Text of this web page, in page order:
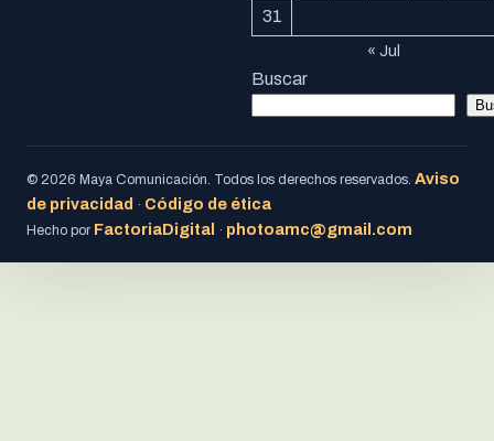
31
« Jul
Buscar
© 2026 Maya Comunicación. Todos los derechos reservados. Aviso
de privacidad · Código de ética
Hecho por FactoriaDigital · photoamc@gmail.com